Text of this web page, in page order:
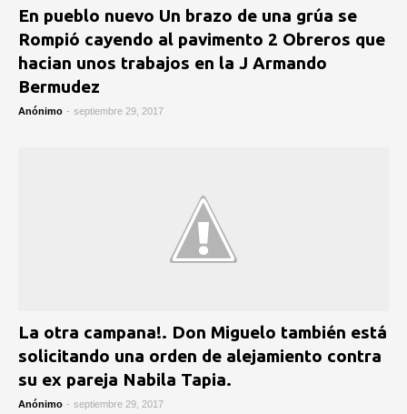
En pueblo nuevo Un brazo de una grúa se
Rompió cayendo al pavimento 2 Obreros que
hacian unos trabajos en la J Armando
Bermudez
Anónimo - septiembre 29, 2017
La otra campana!. Don Miguelo también está
solicitando una orden de alejamiento contra
su ex pareja Nabila Tapia.
Anónimo - septiembre 29, 2017